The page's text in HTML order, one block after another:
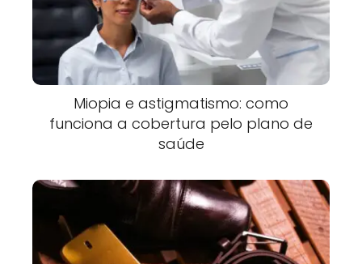
Miopia e astigmatismo: como
funciona a cobertura pelo plano de
saúde